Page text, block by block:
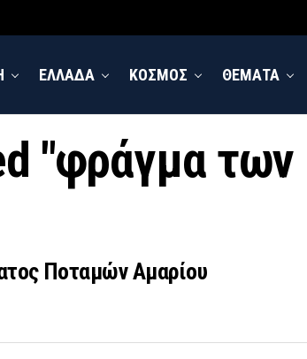
ΕΛΛΑΔΑ ΚΟΣΜΟΣ ΘΕΜΑΤΑ
"φράγμα
Ποταμών Αμαρίου